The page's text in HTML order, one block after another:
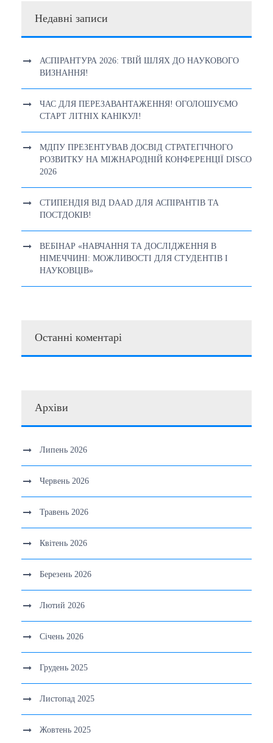
Недавні записи
АСПІРАНТУРА 2026: ТВІЙ ШЛЯХ ДО НАУКОВОГО
ВИЗНАННЯ!
ЧАС ДЛЯ ПЕРЕЗАВАНТАЖЕННЯ! ОГОЛОШУЄМО
СТАРТ ЛІТНІХ КАНІКУЛ!
МДПУ ПРЕЗЕНТУВАВ ДОСВІД СТРАТЕГІЧНОГО
РОЗВИТКУ НА МІЖНАРОДНІЙ КОНФЕРЕНЦІЇ DISCO
2026
СТИПЕНДІЯ ВІД DAAD ДЛЯ АСПІРАНТІВ ТА
ПОСТДОКІВ!
ВЕБІНАР «НАВЧАННЯ ТА ДОСЛІДЖЕННЯ В
НІМЕЧЧИНІ: МОЖЛИВОСТІ ДЛЯ СТУДЕНТІВ І
НАУКОВЦІВ»
Останні коментарі
Архіви
Липень 2026
Червень 2026
Травень 2026
Квітень 2026
Березень 2026
Лютий 2026
Січень 2026
Грудень 2025
Листопад 2025
Жовтень 2025